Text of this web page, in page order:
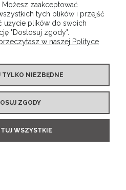
KONTO
O NAS
zaakceptować
tych plików i przejść
użycie plików do swoich
"Dostosuj zgody".
w naszej Polityce
TYLKO NIEZBĘDNE
ZGODY
WSZYSTKIE